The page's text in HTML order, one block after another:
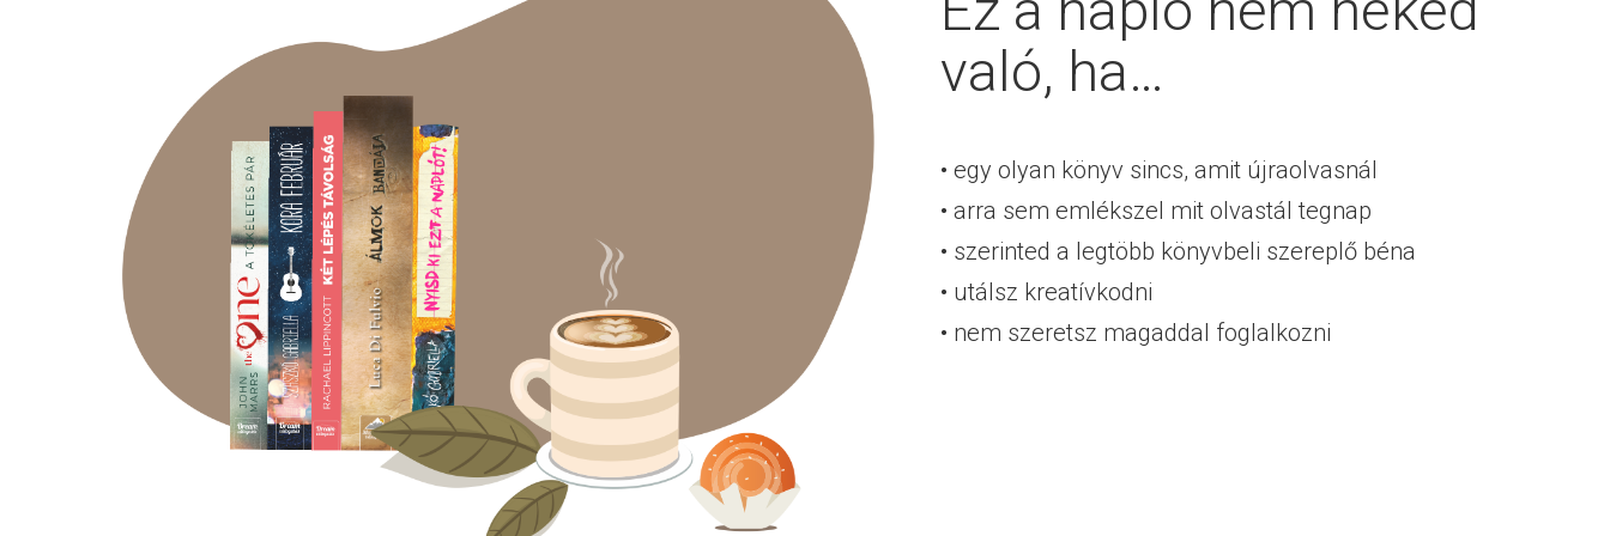
való, ha…
• egy olyan könyv sincs, amit újraolvasnál
• arra sem emlékszel mit olvastál tegnap
• szerinted a legtöbb könyvbeli szereplő béna
• utálsz kreatívkodni
• nem szeretsz magaddal foglalkozni